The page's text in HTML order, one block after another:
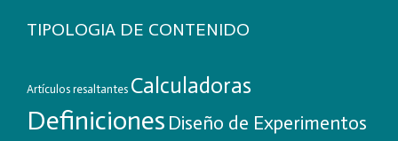
TIPOLOGIA DE CONTENIDO
Artículos resaltantes Calculadoras
Definiciones Diseño de Experimentos